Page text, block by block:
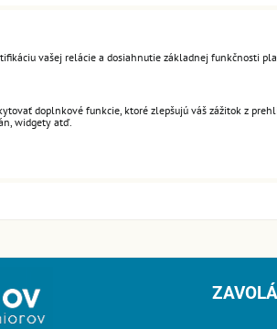
vašej relácie a dosiahnutie základnej funkčnosti
doplnkové funkcie, ktoré zlepšujú váš zážitok z
widgety atď.